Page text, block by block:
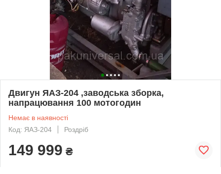
Двигун ЯАЗ-204 ,заводська зборка,
напрацювання 100 мотогодин
Немає в наявності
Код: ЯАЗ-204
Роздріб
149 999 ₴